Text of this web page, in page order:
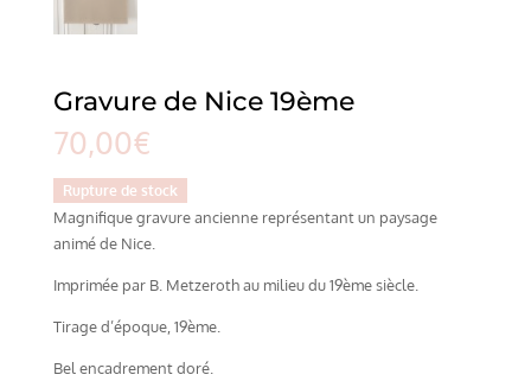
Gravure de Nice 19ème
70,00€
Rupture de stock
Magnifique gravure ancienne représentant un paysage
animé de Nice.
Imprimée par B. Metzeroth au milieu du 19ème siècle.
Tirage d’époque, 19ème.
Bel encadrement doré.